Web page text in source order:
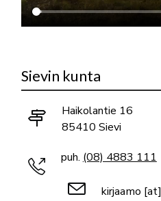
Sievin kunta
Haikolantie 16
85410 Sievi
puh.(08) 4883 111
kirjaamo [at]